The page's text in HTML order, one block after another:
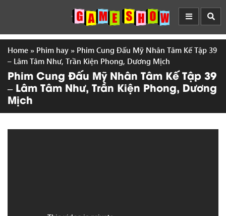
Home » Phim hay » Phim Cung Đấu Mỹ Nhân Tâm Kế Tập 39
– Lâm Tâm Như, Trần Kiện Phong, Dương Mịch
Phim Cung Đấu Mỹ Nhân Tâm Kế Tập 39
– Lâm Tâm Như, Trần Kiện Phong, Dương
Mịch